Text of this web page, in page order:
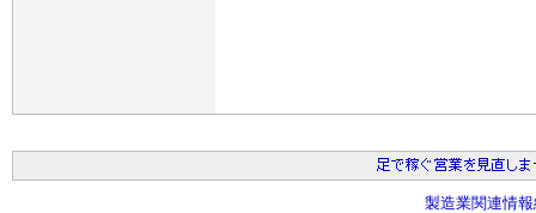
製造業関連情